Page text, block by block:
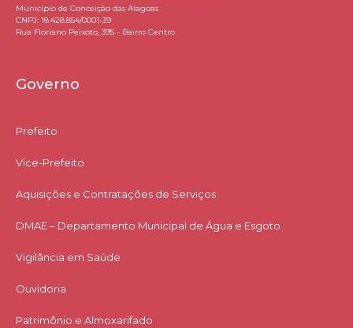
Município de Conceição das Alagoas
CNPJ: 18.428.854/0001-39
Rua Floriano Peixoto, 395 - Bairro Centro
Governo
Prefeito
Vice-Prefeito
Aquisições e Contratações de Serviços​
DMAE – Departamento Municipal de Água e Esgoto
Vigilância em Saúde
Ouvidoria
Patrimônio e Almoxarifado